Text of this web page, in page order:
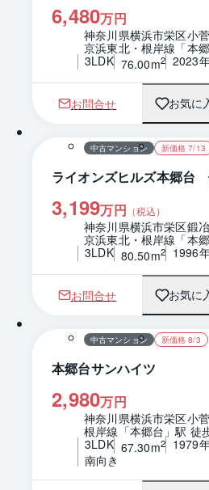
6,480万円
神奈川県横浜市栄区小
京浜東北・根岸線「本
3LDK 76.00m2 2023
お問合せ お気に
1 / 0
中古マンション 新価格 7/13
ライオンズヒルズ本郷台
3,199万円 （税込）
神奈川県横浜市栄区鍛
京浜東北・根岸線「本
3LDK 80.50m2 1996
お問合せ お気に
1 / 0
中古マンション 新価格 8/3
本郷台サンハイツ
2,980万円
神奈川県横浜市栄区小
根岸線「本郷台」駅 徒
3LDK 67.30m2 1979
南向き